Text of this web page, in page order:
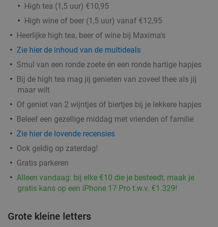
Grieks 3-gangen keuzediner bij Griekse
Taverna Yamas
Vandaag Vr
Za
Griekse Taverna Yamas
De Bilt 17 min.
Verkocht: 100 Regulier €46,30
3-gangen keuzelunch bij Pomp 41
Morgen
Pomp 41
9.8star
De Bilt 17 min.
High tea (1,5 uur) €10,95
High wine of beer (1,5 uur) vanaf €12,95
Heerlijke high tea, beer of wine bij Maxima's
Zie hier de inhoud van de multideals
Smul van een ronde zoete én een ronde hartige hapjes
Bij de high tea mag jij genieten van zoveel thee als jij
maar wilt
Of geniet van 2 wijntjes óf biertjes bij je lekkere hapjes
Beleef een gezellige middag met vrienden of familie
Zie hier de lovende recensies
Ook geldig op zaterdag!
Gratis parkeren
Alleen vandaag: bij elke €10 die je besteedt, maak je
gratis kans op een iPhone 17 Pro t.w.v. €1.329!
Grote kleine letters